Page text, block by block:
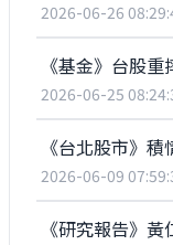
2026-06-26
《基金》台股
2026-06-25
《台北股市》
2026-06-09
《研究報告》